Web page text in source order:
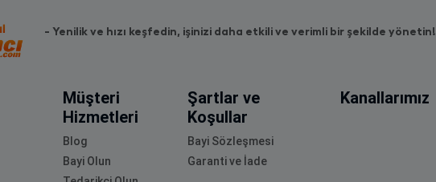
- Yenilik ve hızı keşfedin, işinizi daha etkili ve verimli bir şekilde yönetin!
Müşteri
Hizmetleri
Blog
Bayi Olun
Şartlar ve
Koşullar
Bayi Sözleşmesi
Garanti ve İade
Kanallarımız